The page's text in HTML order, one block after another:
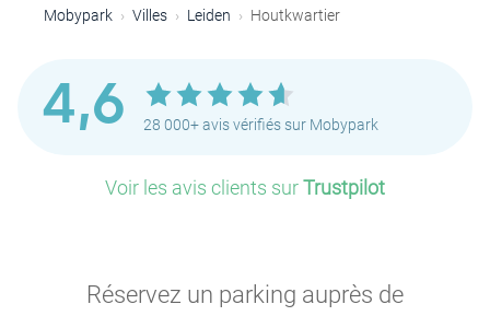
Mobypark Villes Leiden Houtkwartier
4,6 28 000+ avis vérifiés sur Mobypark
Voir les avis clients surTrustpilot
Réservez un parking auprès de